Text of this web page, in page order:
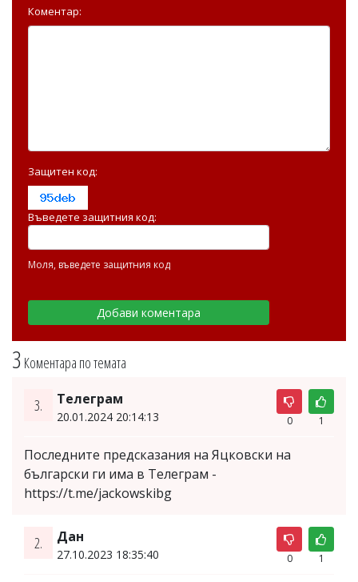
3 Коментара по темата
3. Телеграм
20.01.2024 20:14:13 0 1
Последните предсказания на Яцковски на
български ги има в Телеграм -
https://t.me/jackowskibg
2. Дан
27.10.2023 18:35:40 0 1
Коментар:
Защитен код:
Въведете защитния код:
Моля, въведете защитния код